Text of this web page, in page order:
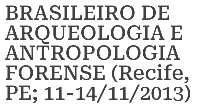
BRASILEIRO DE
ARQUEOLOGIA E
ANTROPOLOGIA
FORENSE (Recife,
PE; 11-14/11/2013)